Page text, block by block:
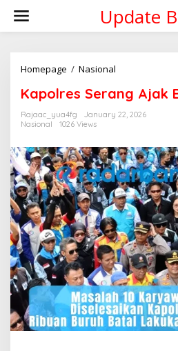
content
Update
Homepage / Nasional
Ajak
Buruh
Jaga
Kapolres Serang Ajak
Rajaac_yua4fg
January 22, 2026
Nasional
1026 Views